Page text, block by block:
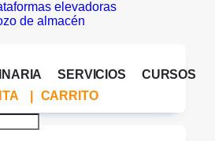
elevadoras
de almacén
SERVICIOS
CURSOS
CARRITO